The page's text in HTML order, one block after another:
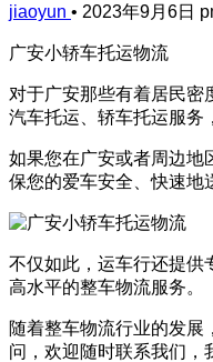
jiaoyun • 2023年9月6日
广安小轿车托运物流
对于广安那些有着居民密
汽车托运、轿车托运服务
如果您在广安或者周边地
保您的爱车安全、快速地
不仅如此，运车行还提供
高水平的整车物流服务。
随着整车物流行业的发
问，欢迎随时联系我们，